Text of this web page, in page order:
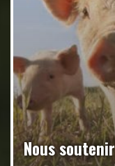
Nous soutenir